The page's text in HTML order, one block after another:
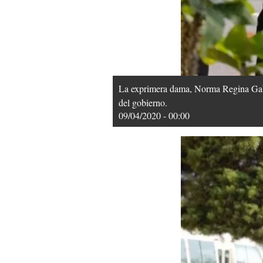
La exprimera dama, Norma Regina
del gobierno.
09/04/2020 - 00:00